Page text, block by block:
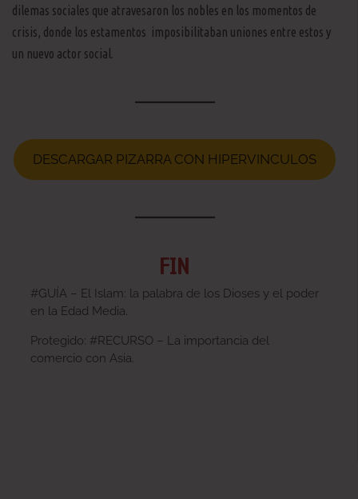
dilemas sociales que atravesaron los nobles en los momentos de
crisis, donde los estamentos imposibilitaban uniones entre estos y
un nuevo actor social.
DESCARGAR PIZARRA CON HIPERVINCULOS
FIN
#GUÍA – El Islam: la palabra de los Dioses y el poder
en la Edad Media.
Protegido: #RECURSO – La importancia del
comercio con Asia.